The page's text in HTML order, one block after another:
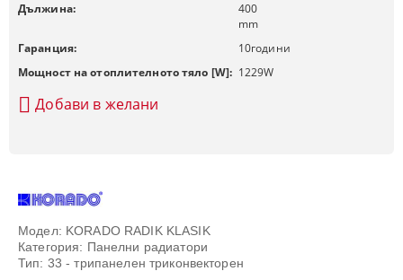
Модел: KORADO RADIK KLASIK
Категория: Панелни радиатори
Тип: 33 - трипанелен триконвекторен
Дължина:
400
mm
Гаранция:
10години
Мощност на отоплителното тяло [W]: 1229W
Добави в желани